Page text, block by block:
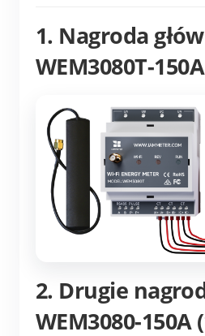
1. Nagroda
WEM3080T-
2. Drugie
WEM3080-150A